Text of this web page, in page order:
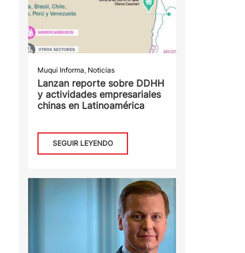
Muqui Informa, Noticias
Lanzan reporte sobre DDHH
y actividades empresariales
chinas en Latinoamérica
SEGUIR LEYENDO